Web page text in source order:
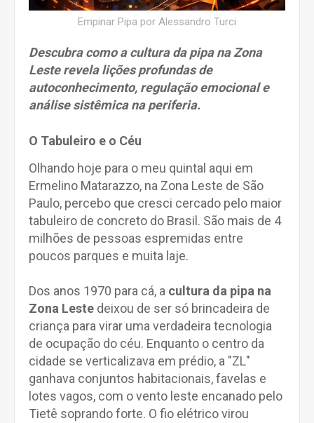
Empinar Pipa por Alessandro Turci
Descubra como a cultura da pipa na Zona
Leste revela lições profundas de
autoconhecimento, regulação emocional e
análise sistêmica na periferia.
O Tabuleiro e o Céu
Olhando hoje para o meu quintal aqui em
Ermelino Matarazzo, na Zona Leste de São
Paulo, percebo que cresci cercado pelo maior
tabuleiro de concreto do Brasil. São mais de 4
milhões de pessoas espremidas entre
poucos parques e muita laje.
Dos anos 1970 para cá, a cultura da pipa na
Zona Leste deixou de ser só brincadeira de
criança para virar uma verdadeira tecnologia
de ocupação do céu. Enquanto o centro da
cidade se verticalizava em prédio, a "ZL"
ganhava conjuntos habitacionais, favelas e
lotes vagos, com o vento leste encanado pelo
Tietê soprando forte. O fio elétrico virou